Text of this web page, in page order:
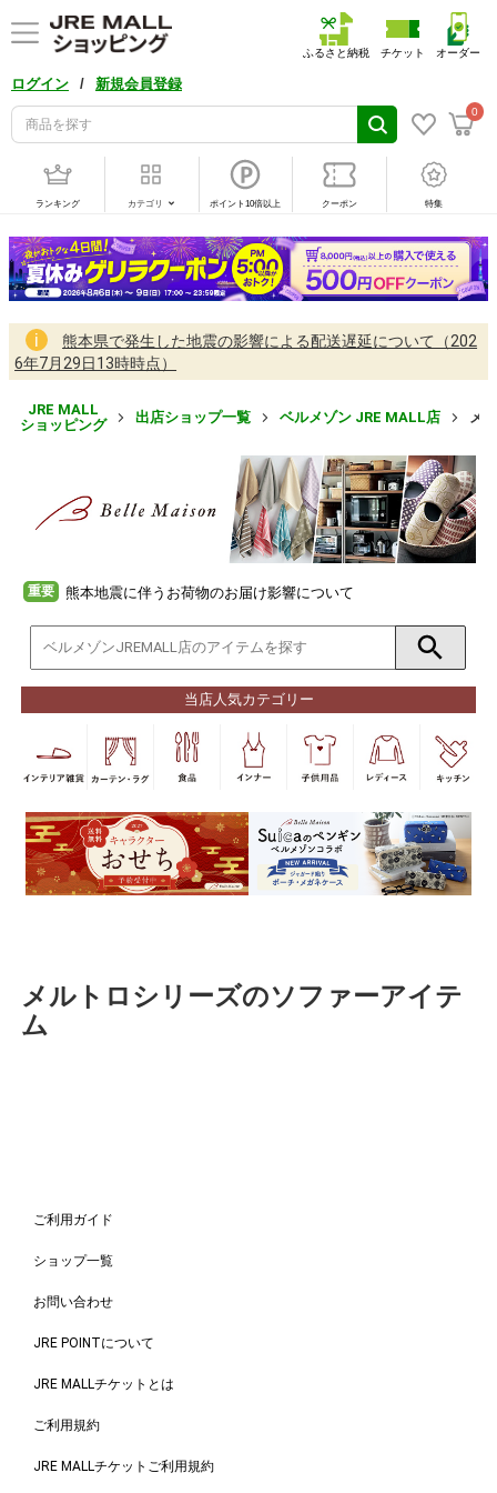
ログイン / 新規会員登録
0
ふるさと納税 チケット オーダー
ランキング カテゴリ ポイント10倍以上 クーポン 特集
熊本県で発生した地震の影響による配送遅延について（202
6年7月29日13時時点）
JRE MALL
ショッピング
出店ショップ一覧 ベルメゾン JRE MALL店 メ
重要 熊本地震に伴うお荷物のお届け影響について
当店人気カテゴリー
メルトロシリーズのソファーアイテ
ム
ご利用ガイド
ショップ一覧
お問い合わせ
JRE POINTについて
JRE MALLチケットとは
ご利用規約
JRE MALLチケットご利用規約